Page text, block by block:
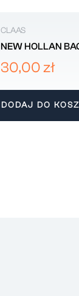
CLAAS
NEW HOLLAN
POJEDYŃCZY
30,00 zł
DODAJ DO